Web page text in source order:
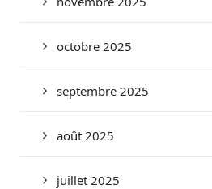
octobre 2025
septembre 2025
août 2025
juillet 2025